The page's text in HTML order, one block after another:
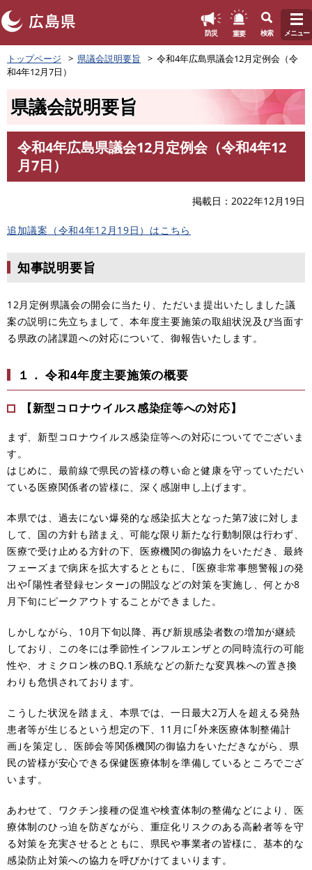
ペ
ー
ジ
防災 重要 検索 メニュー
トップページ 県議会説明要旨
令和4年広島県議会12月定例会（令
和4年12月7日）
県議会説明要旨
令和4年広島県議会12月定例会（令和4年12
月7日）
掲載日 2022年12月19日
追加議案（令和4年12月19日）はこちら
知事説明要旨
12月定例県議会の開会に当たり、ただいま提出いたしました議
案の説明に先立ちまして、本年度主要施策の取組状況及び当面す
る県政の諸課題への対応について、御報告いたします。
１． 令和4年度主要施策の概要
【新型コロナウイルス感染症等への対応】
まず、新型コロナウイルス感染症等への対応についてでございま
す。
はじめに、最前線で県民の皆様の尊い命と健康を守っていただい
ている医療関係者の皆様に、深く感謝申し上げます。
本県では、過去にない爆発的な感染拡大となった第7波に対しま
して、国の方針も踏まえ、可能な限り新たな行動制限は行わず、
医療で受け止める方針の下、医療機関の御協力をいただき、最終
フェーズまで病床を拡大するとともに、｢医療非常事態警報｣の発
出や｢陽性者登録センター｣の開設などの対策を実施し、何とか8
月下旬にピークアウトすることができました。
しかしながら、10月下旬以降、再び新規感染者数の増加が継続
しており、この冬には季節性インフルエンザとの同時流行の可能
性や、オミクロン株のBQ.1系統などの新たな変異株への置き換
わりも危惧されております。
こうした状況を踏まえ、本県では、一日最大2万人を超える発熱
患者等が生じるという想定の下、11月に｢外来医療体制整備計
画｣を策定し、医師会等関係機関の御協力をいただきながら、県
民の皆様が安心できる保健医療体制を準備しているところでござ
います。
あわせて、ワクチン接種の促進や検査体制の整備などにより、医
療体制のひっ迫を防ぎながら、重症化リスクのある高齢者等を守
る対策を充実させるとともに、県民や事業者の皆様に、基本的な
感染防止対策への協力を呼びかけてまいります。